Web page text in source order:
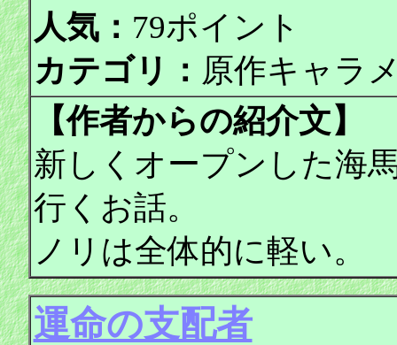
人気： 79ポイント
カテゴリ： 原作キャラ
【作者からの紹介文】
新しくオープンした海
行くお話。
ノリは全体的に軽い。
運命の支配者